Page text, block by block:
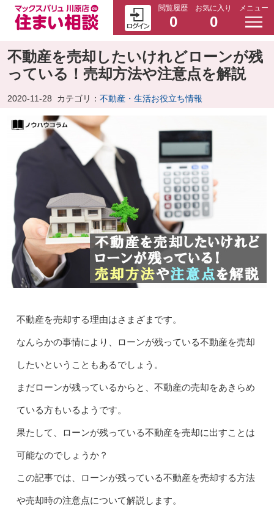
閲覧履歴
0
お気に入り
0
メニュー
不動産を売却したいけれどローンが残
っている！売却方法や注意点を解説
2020-11-28 カテゴリ： 不動産・生活お役立ち情報
不動産を売却する理由はさまざまです。
なんらかの事情により、ローンが残っている不動産を売却
したいということもあるでしょう。
まだローンが残っているからと、不動産の売却をあきらめ
ている方もいるようです。
果たして、ローンが残っている不動産を売却に出すことは
可能なのでしょうか？
この記事では、ローンが残っている不動産を売却する方法
や売却時の注意点について解説します。